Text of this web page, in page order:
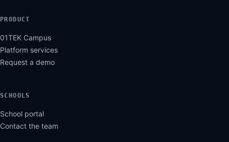
PRODUCT
01TEK Campus
Platform services
Request a demo
SCHOOLS
School portal
Contact the team